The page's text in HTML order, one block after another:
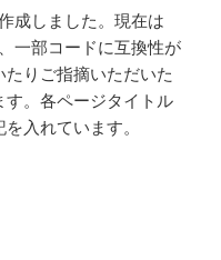
成しました。現在は
一部コードに互換性が
りご指摘いただいた
。各ページタイトル
入れています。